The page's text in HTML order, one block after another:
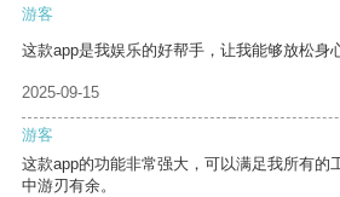
游客
这款app是我娱乐的好帮手，让我能够放松身
2025-09-15
游客
这款app的功能非常强大，可以满足我所有的
中游刃有余。